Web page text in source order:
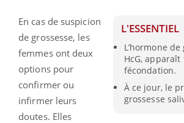
L'ESSENTIEL
L’hormone
HcG,
fécondation.
À ce jour, le
grossesse
En cas de suspicion
de grossesse, les
femmes ont deux
options pour
confirmer ou
infirmer leurs
doutes. Elles